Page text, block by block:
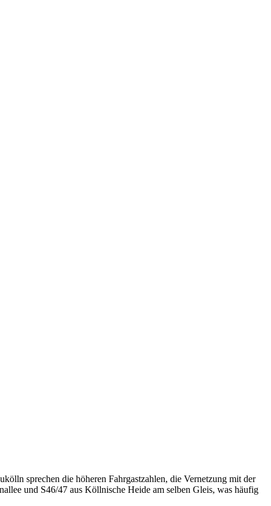
sprechen die höheren Fahrgastzahlen, die Vernetzung mit der
und S46/47 aus Köllnische Heide am selben Gleis, was häufig